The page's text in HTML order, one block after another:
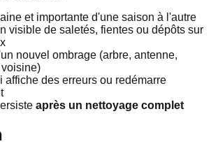
et importante d'une saison à l'autre
visible de saletés, fientes ou dépôts sur
nouvel ombrage (arbre, antenne,
affiche des erreurs ou redémarre
après un nettoyage complet